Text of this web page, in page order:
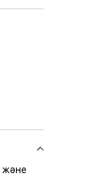
және